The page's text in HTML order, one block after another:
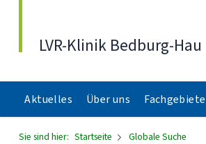
LVR-Klinik Bedburg-Hau
Aktuelles Über uns Fachgebiete
Sie sind hier: Startseite Globale Suche